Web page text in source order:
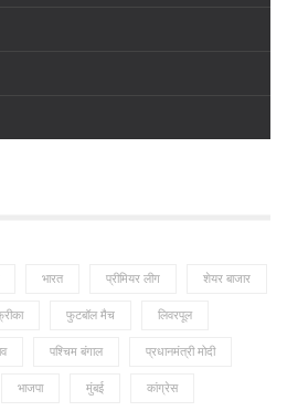
भारत प्रीमियर लीग शेयर बाजार
फुटबॉल मैच लिवरपूल
पश्चिम बंगाल प्रधानमंत्री मोदी
भाजपा मुंबई कांग्रेस